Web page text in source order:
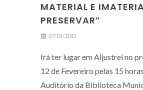
MATERIAL E
PRESERVAR”
27/01/2011
Irá ter lugar em Aljustrel no
12 de Fevereiro pelas 15
Auditório da Biblioteca